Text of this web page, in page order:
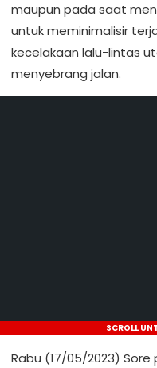
maupun pada saat
untuk meminimalisir
kecelakaan lalu-lintas
menyebrang jalan.
SCROLL
Rabu (17/05/2023)